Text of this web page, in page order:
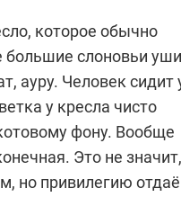
которое обычно
большие слоновьи
ауру. Человек сидит
у кресла чисто
фону. Вообще
Это не значит,
но привилегию